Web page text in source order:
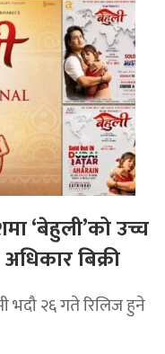
‘बेहुली’को उच्च
बिक्री
भदौ २६ गते रिलिज हुने